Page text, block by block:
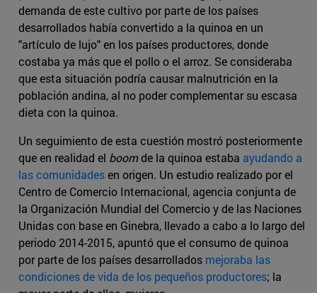
demanda de este cultivo por parte de los países
desarrollados había convertido a la quinoa en un
"artículo de lujo" en los países productores, donde
costaba ya más que el pollo o el arroz. Se consideraba
que esta situación podría causar malnutrición en la
población andina, al no poder complementar su escasa
dieta con la quinoa.
Un seguimiento de esta cuestión mostró posteriormente
que en realidad el boomde la quinoa estaba ayudando a
las comunidadesen origen. Un estudio realizado por el
Centro de Comercio Internacional, agencia conjunta de
la Organización Mundial del Comercio y de las Naciones
Unidas con base en Ginebra, llevado a cabo a lo largo del
periodo 2014-2015, apuntó que el consumo de quinoa
por parte de los países desarrollados mejoraba las
condiciones de vida de los pequeños productores; la